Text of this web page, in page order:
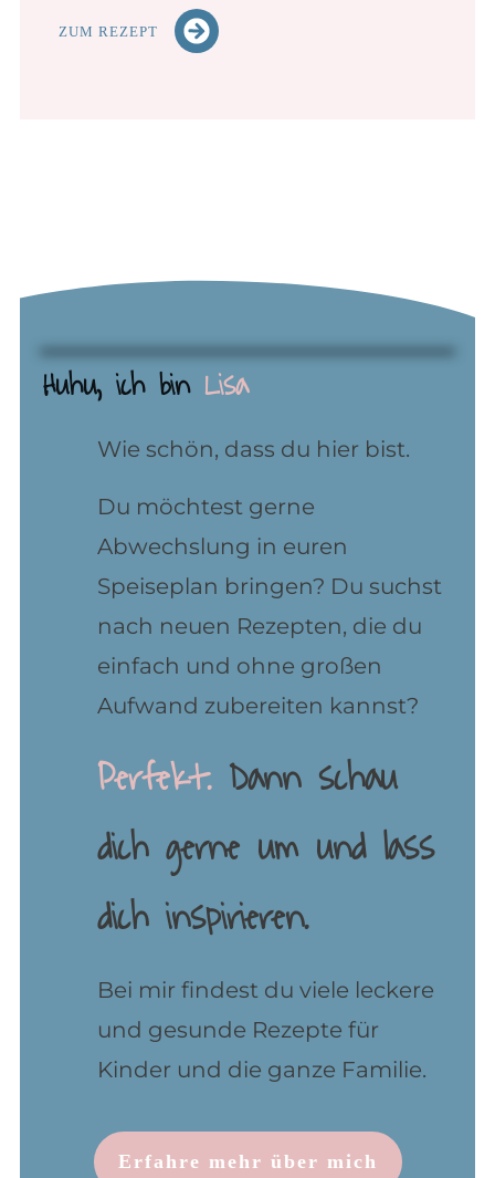
ZUM REZEPT
Huhu, ich bin Lisa
Wie schön, dass du hier bist.
Du möchtest gerne
Abwechslung in euren
Speiseplan bringen? Du suchst
nach neuen Rezepten, die du
einfach und ohne großen
Aufwand zubereiten kannst?
Perfekt. Dann schau
dich gerne um und lass
dich inspirieren.
Bei mir findest du viele leckere
und gesunde Rezepte für
Kinder und die ganze Familie.
Erfahre mehr über mich